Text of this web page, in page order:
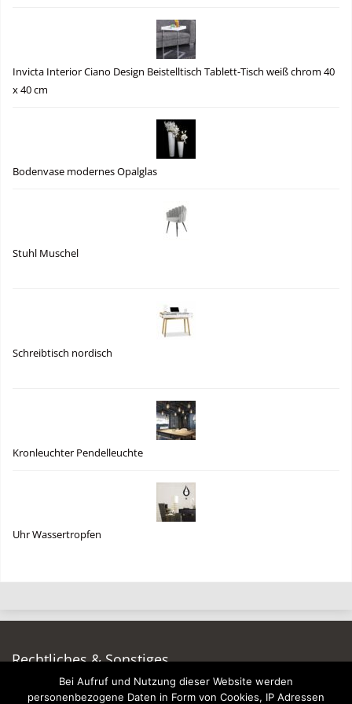
Invicta Interior Ciano Design Beistelltisch Tablett-Tisch weiß chrom 40
x 40 cm
Bodenvase modernes Opalglas
Stuhl Muschel
Schreibtisch nordisch
Kronleuchter Pendelleuchte
Uhr Wassertropfen
Rechtliches & Sonstiges
Auf dieser Seite werben
Bei Aufruf und Nutzung dieser Website werden
personenbezogene Daten in Form von Cookies, IP Adressen